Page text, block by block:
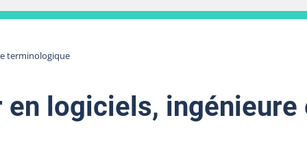
terminologique
en logiciels, ingénieure